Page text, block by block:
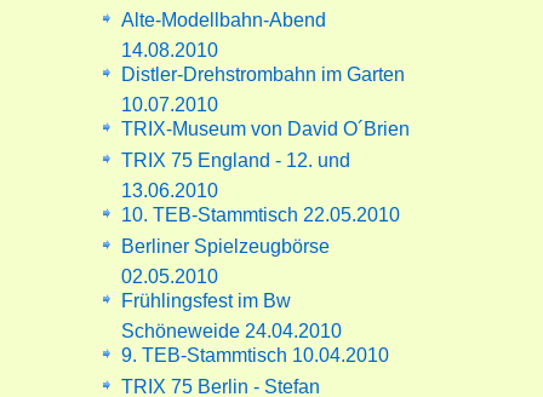
Alte-Modellbahn-Abend
14.08.2010
Distler-Drehstrombahn im Garten
10.07.2010
TRIX-Museum von David O´Brien
TRIX 75 England - 12. und
13.06.2010
10. TEB-Stammtisch 22.05.2010
Berliner Spielzeugbörse
02.05.2010
Frühlingsfest im Bw
Schöneweide 24.04.2010
9. TEB-Stammtisch 10.04.2010
TRIX 75 Berlin - Stefan